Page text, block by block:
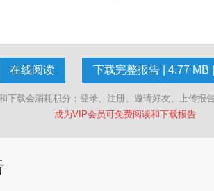
在线阅读 下载完整报告 | 4.77 MB
下载会消耗积分；登录、注册、邀请好友、上传报
成为VIP会员可免费阅读和下载报告